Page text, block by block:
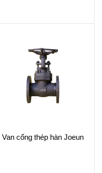
Van cổng thép hàn Joeun